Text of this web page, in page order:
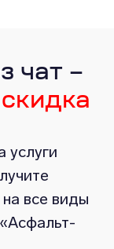
чат –
скидка
услуги
все виды